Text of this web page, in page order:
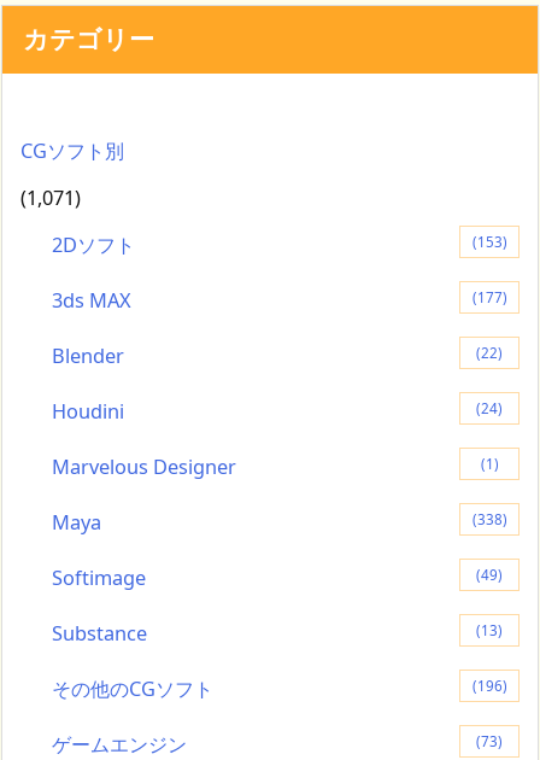
カテゴリー
CGソフト別
(1,071)
2Dソフト
(153)
3ds MAX (177)
Blender (22)
Houdini (24)
Marvelous Designer (1)
Maya (338)
Softimage (49)
Substance (13)
その他のCGソフト (196)
ゲームエンジン (73)